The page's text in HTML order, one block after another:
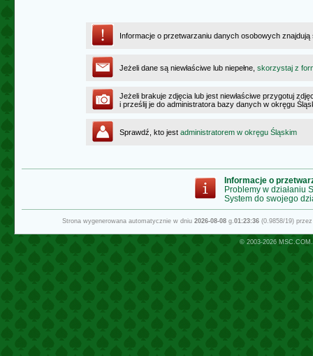
Informacje o przetwarzaniu danych osobowych
Jeżeli dane są niewłaściwe lub niepełne, skorzystaj z
Jeżeli brakuje zdjęcia lub jest niewłaściwe przygotuj
i prześlij je do administratora bazy danych w okręgu
Sprawdź, kto jest administratorem w okręgu Śląskim
Informacje o
Problemy w działaniu
System do swojego
Strona wygenerowana automatycznie w dniu 2026-08-08g.01:23:36(0.9858/19)
© 2003-2026